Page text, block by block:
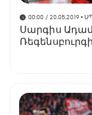
00:00 / 20.05.2019•
Սարգիս